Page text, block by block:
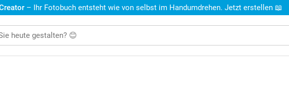
– Ihr Fotobuch entsteht wie von selbst im Handumdrehen. Jetzt erstellen 📖